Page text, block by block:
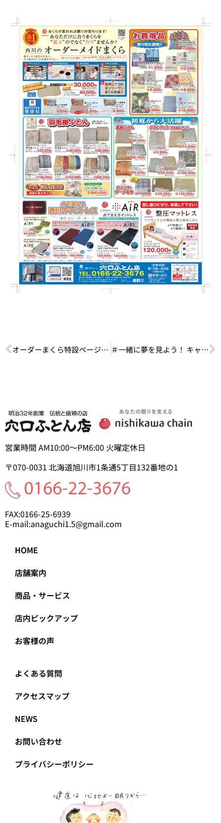
オーダーまくら特設ページを開設しました！ ＃一緒に夢を見よう！ キャンペーン ［期間］6月19日(水) ～7月15日(月)
営業時間 AM10:00～PM6:00 火曜定休日
〒070-0031 北海道旭川市1条通5丁目132番地の1
FAX:0166-25-6939
E-mail:anaguchi1.5@gmail.com
HOME
店舗案内
商品・サービス
店内ピックアップ
お客様の声
よくある質問
アクセスマップ
NEWS
お問い合わせ
プライバシーポリシー